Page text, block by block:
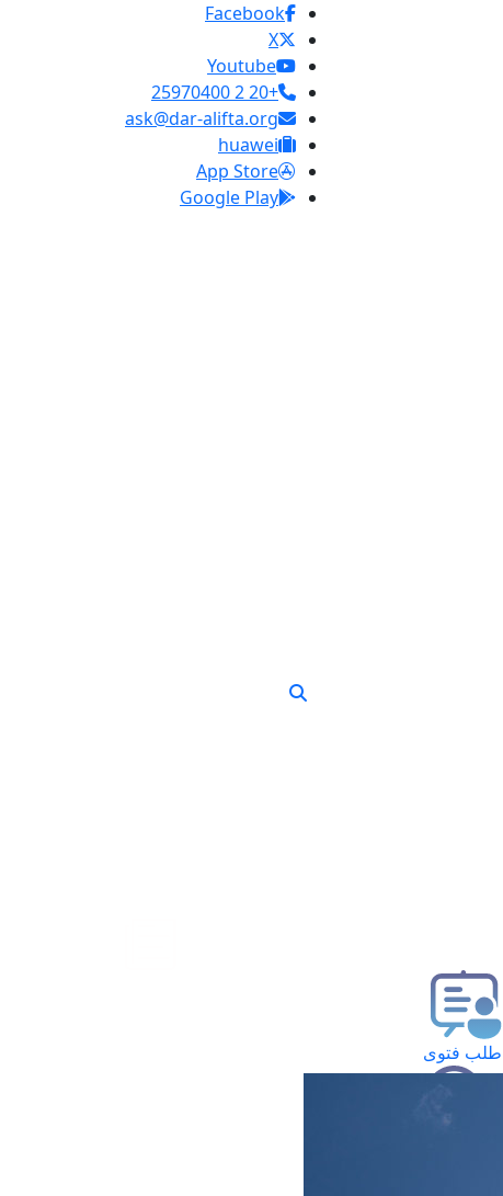
Facebook
X
Youtube
+20 2 25970400
ask@dar-alifta.org
huawei
App Store
Google Play
طلب فتوى